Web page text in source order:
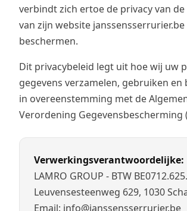
verbindt zich ertoe de privacy van
van zijn website
beschermen.
Dit privacybeleid legt uit hoe wij uw
gegevens verzamelen, gebruiken en
in overeenstemming met de
Verordening Gegevensbescherming
Verwerkingsverantwoordelijke:
LAMRO GROUP - BTW
Leuvensesteenweg 629, 1030
Email: info@janssensserrurier.be